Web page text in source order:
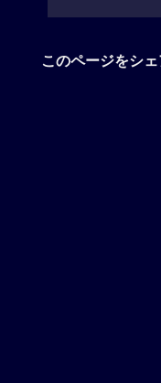
このページをシ